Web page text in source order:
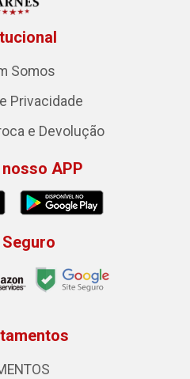
Somos
Privacidade
e Devolução
APP